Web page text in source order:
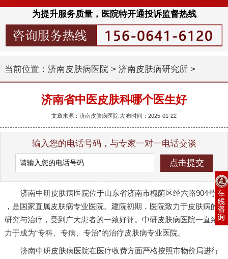
为提升服务质量，医院特开通投诉监督热线
当前位置： 济南皮肤病医院> 济南皮肤病研究所>
济南省中医皮肤科哪个医生好
文章来源：济南皮肤病医院 发布时间：2025-01-22
输入您的电话号码，与专家一对一电话交谈
济南中研皮肤病医院位于山东省济南市槐荫区经六路904号
，是国家直属皮肤病专业医院。建院初期，医院致力于皮肤病的
研究与治疗，受到广大患者的一致好评。中研皮肤病医院一直致
力于成为“专科、专病、专治”的治疗皮肤病专业医院。
济南中研皮肤病医院在医疗收费方面严格按照市物价局进行